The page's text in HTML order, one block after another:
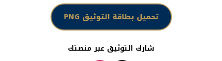
تحميل بطاقة التوثيق PNG
شارك التوثيق عبر منصتك